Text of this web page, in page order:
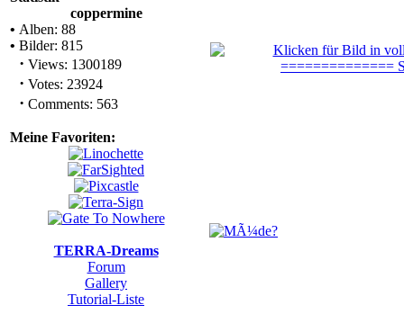
coppermine
• Alben: 88
• Bilder: 815
· Views: 1300189
· Votes: 23924
· Comments: 563
Meine Favoriten:
TERRA-Dreams
Forum
Gallery
Tutorial-Liste